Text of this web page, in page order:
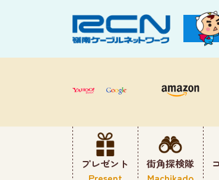
プレゼント
街角探検隊